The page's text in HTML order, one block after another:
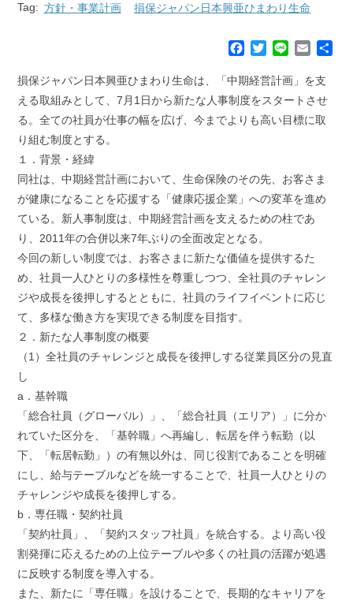
Tag: 方針・事業計画 損保ジャパン日本興亜ひまわり生命
c
e
o
T
i
t
e
n
E
a
i
損保ジャパン日本興亜ひまわり生命は、「中期経営計画」を支
える取組みとして、7月1日から新たな人事制度をスタートさせ
る。全ての社員が仕事の幅を広げ、今までよりも高い目標に取
り組む制度とする。
１．背景・経緯
同社は、中期経営計画において、生命保険のその先、お客さま
が健康になることを応援する「健康応援企業」への変革を進め
ている。新人事制度は、中期経営計画を支えるための柱であ
り、2011年の合併以来7年ぶりの全面改定となる。
今回の新しい制度では、お客さまに新たな価値を提供するた
め、社員一人ひとりの多様性を尊重しつつ、全社員のチャレン
ジや成長を後押しするとともに、社員のライフイベントに応じ
て、多様な働き方を実現できる制度を目指す。
２．新たな人事制度の概要
（1）全社員のチャレンジと成長を後押しする従業員区分の見直
し
a．基幹職
「総合社員（グローバル）」、「総合社員（エリア）」に分か
れていた区分を、「基幹職」へ再編し、転居を伴う転勤（以
下、「転居転勤」）の有無以外は、同じ役割であることを明確
にし、給与テーブルなどを統一することで、社員一人ひとりの
チャレンジや成長を後押しする。
b．専任職・契約社員
「契約社員」、「契約スタッフ社員」を統合する。より高い役
割発揮に応えるための上位テーブルや多くの社員の活躍が処遇
に反映する制度を導入する。
また、新たに「専任職」を設けることで、長期的なキャリアを